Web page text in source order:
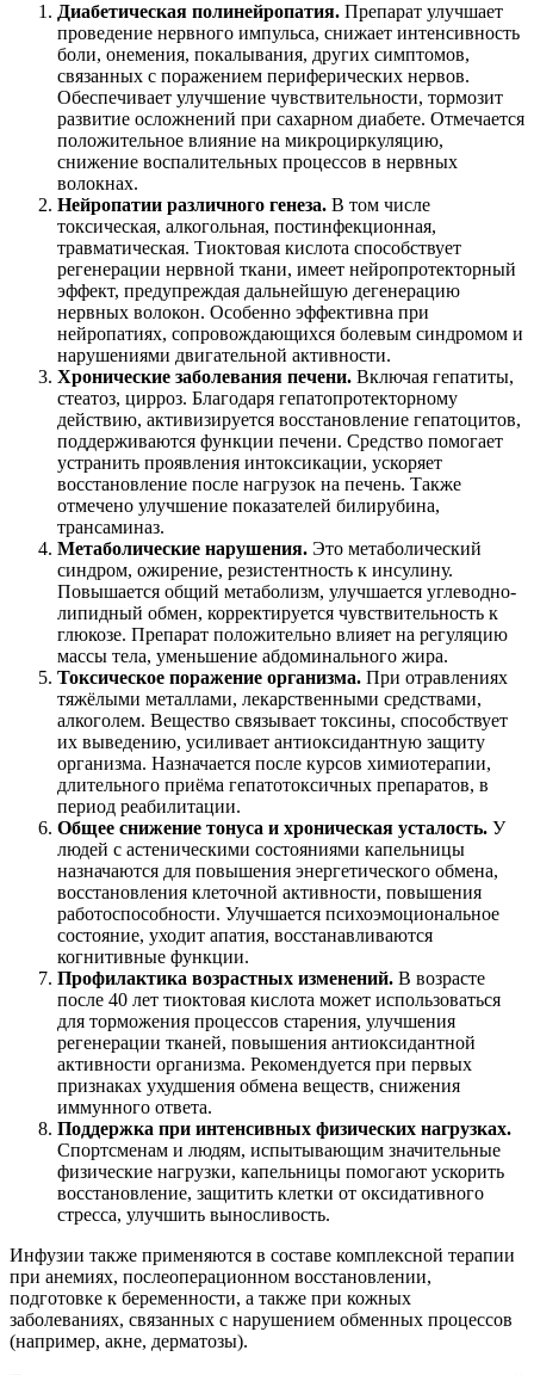
Диабетическая полинейропатия. Препарат улучшает
проведение нервного импульса, снижает интенсивность
боли, онемения, покалывания, других симптомов,
связанных с поражением периферических нервов.
Обеспечивает улучшение чувствительности, тормозит
развитие осложнений при сахарном диабете. Отмечается
положительное влияние на микроциркуляцию,
снижение воспалительных процессов в нервных
волокнах.
Нейропатии различного генеза. В том числе
токсическая, алкогольная, постинфекционная,
травматическая. Тиоктовая кислота способствует
регенерации нервной ткани, имеет нейропротекторный
эффект, предупреждая дальнейшую дегенерацию
нервных волокон. Особенно эффективна при
нейропатиях, сопровождающихся болевым синдромом и
нарушениями двигательной активности.
Хронические заболевания печени. Включая гепатиты,
стеатоз, цирроз. Благодаря гепатопротекторному
действию, активизируется восстановление гепатоцитов,
поддерживаются функции печени. Средство помогает
устранить проявления интоксикации, ускоряет
восстановление после нагрузок на печень. Также
отмечено улучшение показателей билирубина,
трансаминаз.
Метаболические нарушения. Это метаболический
синдром, ожирение, резистентность к инсулину.
Повышается общий метаболизм, улучшается углеводно-
липидный обмен, корректируется чувствительность к
глюкозе. Препарат положительно влияет на регуляцию
массы тела, уменьшение абдоминального жира.
Токсическое поражение организма. При отравлениях
тяжёлыми металлами, лекарственными средствами,
алкоголем. Вещество связывает токсины, способствует
их выведению, усиливает антиоксидантную защиту
организма. Назначается после курсов химиотерапии,
длительного приёма гепатотоксичных препаратов, в
период реабилитации.
Общее снижение тонуса и хроническая усталость. У
людей с астеническими состояниями капельницы
назначаются для повышения энергетического обмена,
восстановления клеточной активности, повышения
работоспособности. Улучшается психоэмоциональное
состояние, уходит апатия, восстанавливаются
когнитивные функции.
Профилактика возрастных изменений. В возрасте
после 40 лет тиоктовая кислота может использоваться
для торможения процессов старения, улучшения
регенерации тканей, повышения антиоксидантной
активности организма. Рекомендуется при первых
признаках ухудшения обмена веществ, снижения
иммунного ответа.
Поддержка при интенсивных физических нагрузках.
Спортсменам и людям, испытывающим значительные
физические нагрузки, капельницы помогают ускорить
восстановление, защитить клетки от оксидативного
стресса, улучшить выносливость.
Инфузии также применяются в составе комплексной терапии
при анемиях, послеоперационном восстановлении,
подготовке к беременности, а также при кожных
заболеваниях, связанных с нарушением обменных процессов
(например, акне, дерматозы).